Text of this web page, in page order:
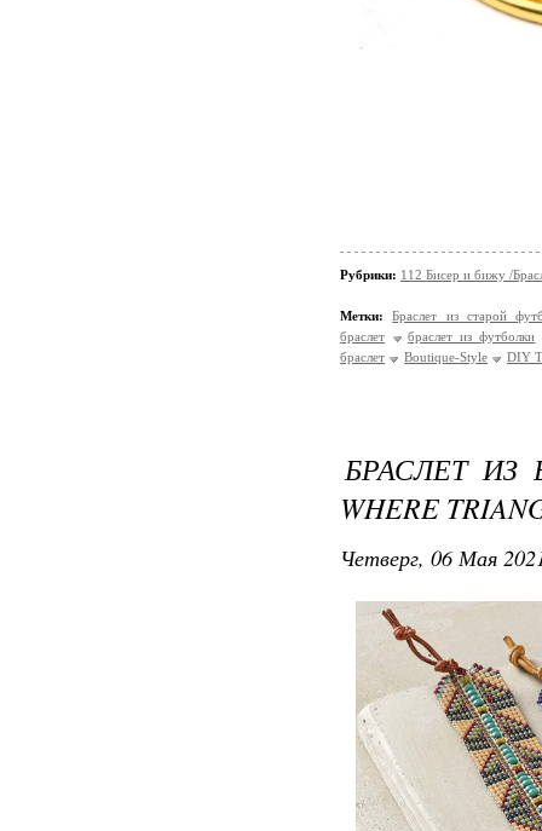
Рубрики: 112 Бисер и бижу /
Метки:
Браслет из старой
браслет
браслет из футболки
браслет
Boutique-Style DIY
БРАСЛЕТ
WHERE
Четверг, 06 Мая